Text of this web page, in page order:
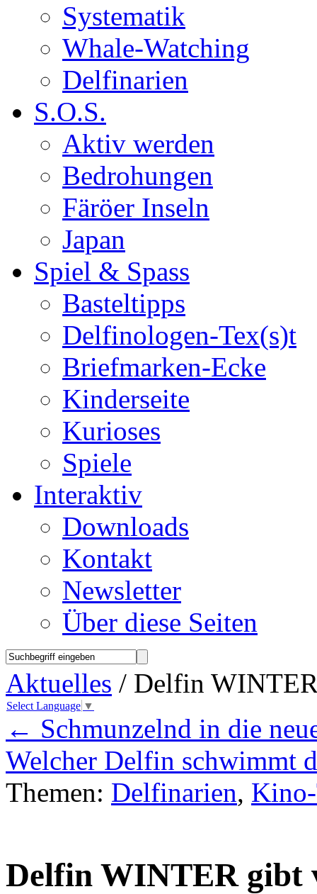
Systematik
Whale-Watching
Delfinarien
S.O.S.
Aktiv werden
Bedrohungen
Färöer Inseln
Japan
Spiel & Spass
Basteltipps
Delfinologen-Tex(s)t
Briefmarken-Ecke
Kinderseite
Kurioses
Spiele
Interaktiv
Downloads
Kontakt
Newsletter
Über diese Seiten
Aktuelles / Delfin
Select Language ▼
← Schmunzelnd in die
Welcher Delfin schwimmt
Themen: Delfinarien,
Delfin WINTER gibt